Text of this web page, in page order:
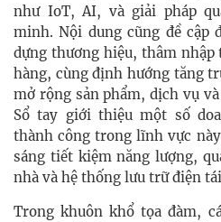
như IoT, AI, và giải pháp
minh. Nội dung cũng đề cập
dựng thương hiệu, thâm
hàng, cùng định hướng tăng
mở rộng sản phẩm, dịch vụ
Sổ tay giới thiệu một số
thành công trong lĩnh vực
sáng tiết kiệm năng lượng,
nhà và hệ thống lưu trữ điện
Trong khuôn khổ tọa đàm,